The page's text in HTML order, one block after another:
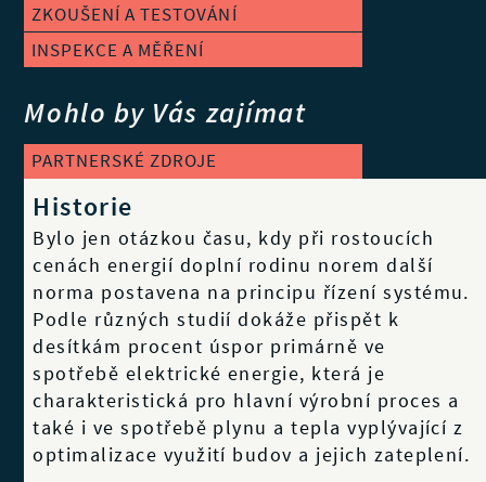
ZKOUŠENÍ A TESTOVÁNÍ
INSPEKCE A MĚŘENÍ
Mohlo by Vás zajímat
PARTNERSKÉ ZDROJE
Historie
Bylo jen otázkou času, kdy při rostoucích
cenách energií doplní rodinu norem další
norma postavena na principu řízení systému.
Podle různých studií dokáže přispět k
desítkám procent úspor primárně ve
spotřebě elektrické energie, která je
charakteristická pro hlavní výrobní proces a
také i ve spotřebě plynu a tepla vyplývající z
optimalizace využití budov a jejich zateplení.